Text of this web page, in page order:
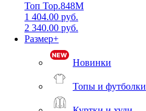
Топ Top.848M
1 404.00 руб.
2 340.00 руб.
Размер+
Новинки
Топы и футболки